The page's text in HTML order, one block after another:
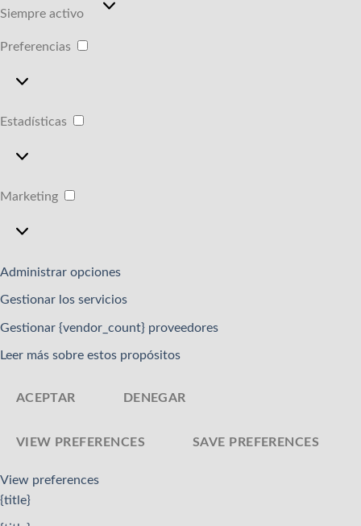
Siempre activo
Preferencias
Preferencias
Estadísticas
Estadísticas
Marketing
Marketing
Administrar opciones
Gestionar los servicios
Gestionar {vendor_count} proveedores
Leer más sobre estos propósitos
ACEPTAR DENEGAR
VIEW PREFERENCES SAVE PREFERENCES
View preferences
{title}